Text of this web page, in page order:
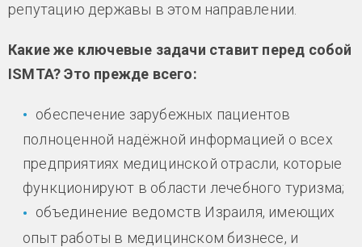
репутацию державы в этом направлении.
Какие же ключевые задачи ставит перед собой
ISMTA? Это прежде всего:
обеспечение зарубежных пациентов
полноценной надёжной информацией о всех
предприятиях медицинской отрасли, которые
функционируют в области лечебного туризма;
объединение ведомств Израиля, имеющих
опыт работы в медицинском бизнесе, и